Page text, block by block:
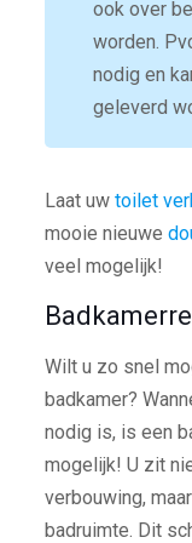
ook over
worden.
nodig en
geleverd
Laat uw toilet
mooie nieuwe
veel mogelijk!
Wilt u zo snel
badkamer?
nodig is, is een
mogelijk! U zit
verbouwing,
badruimte. Dit